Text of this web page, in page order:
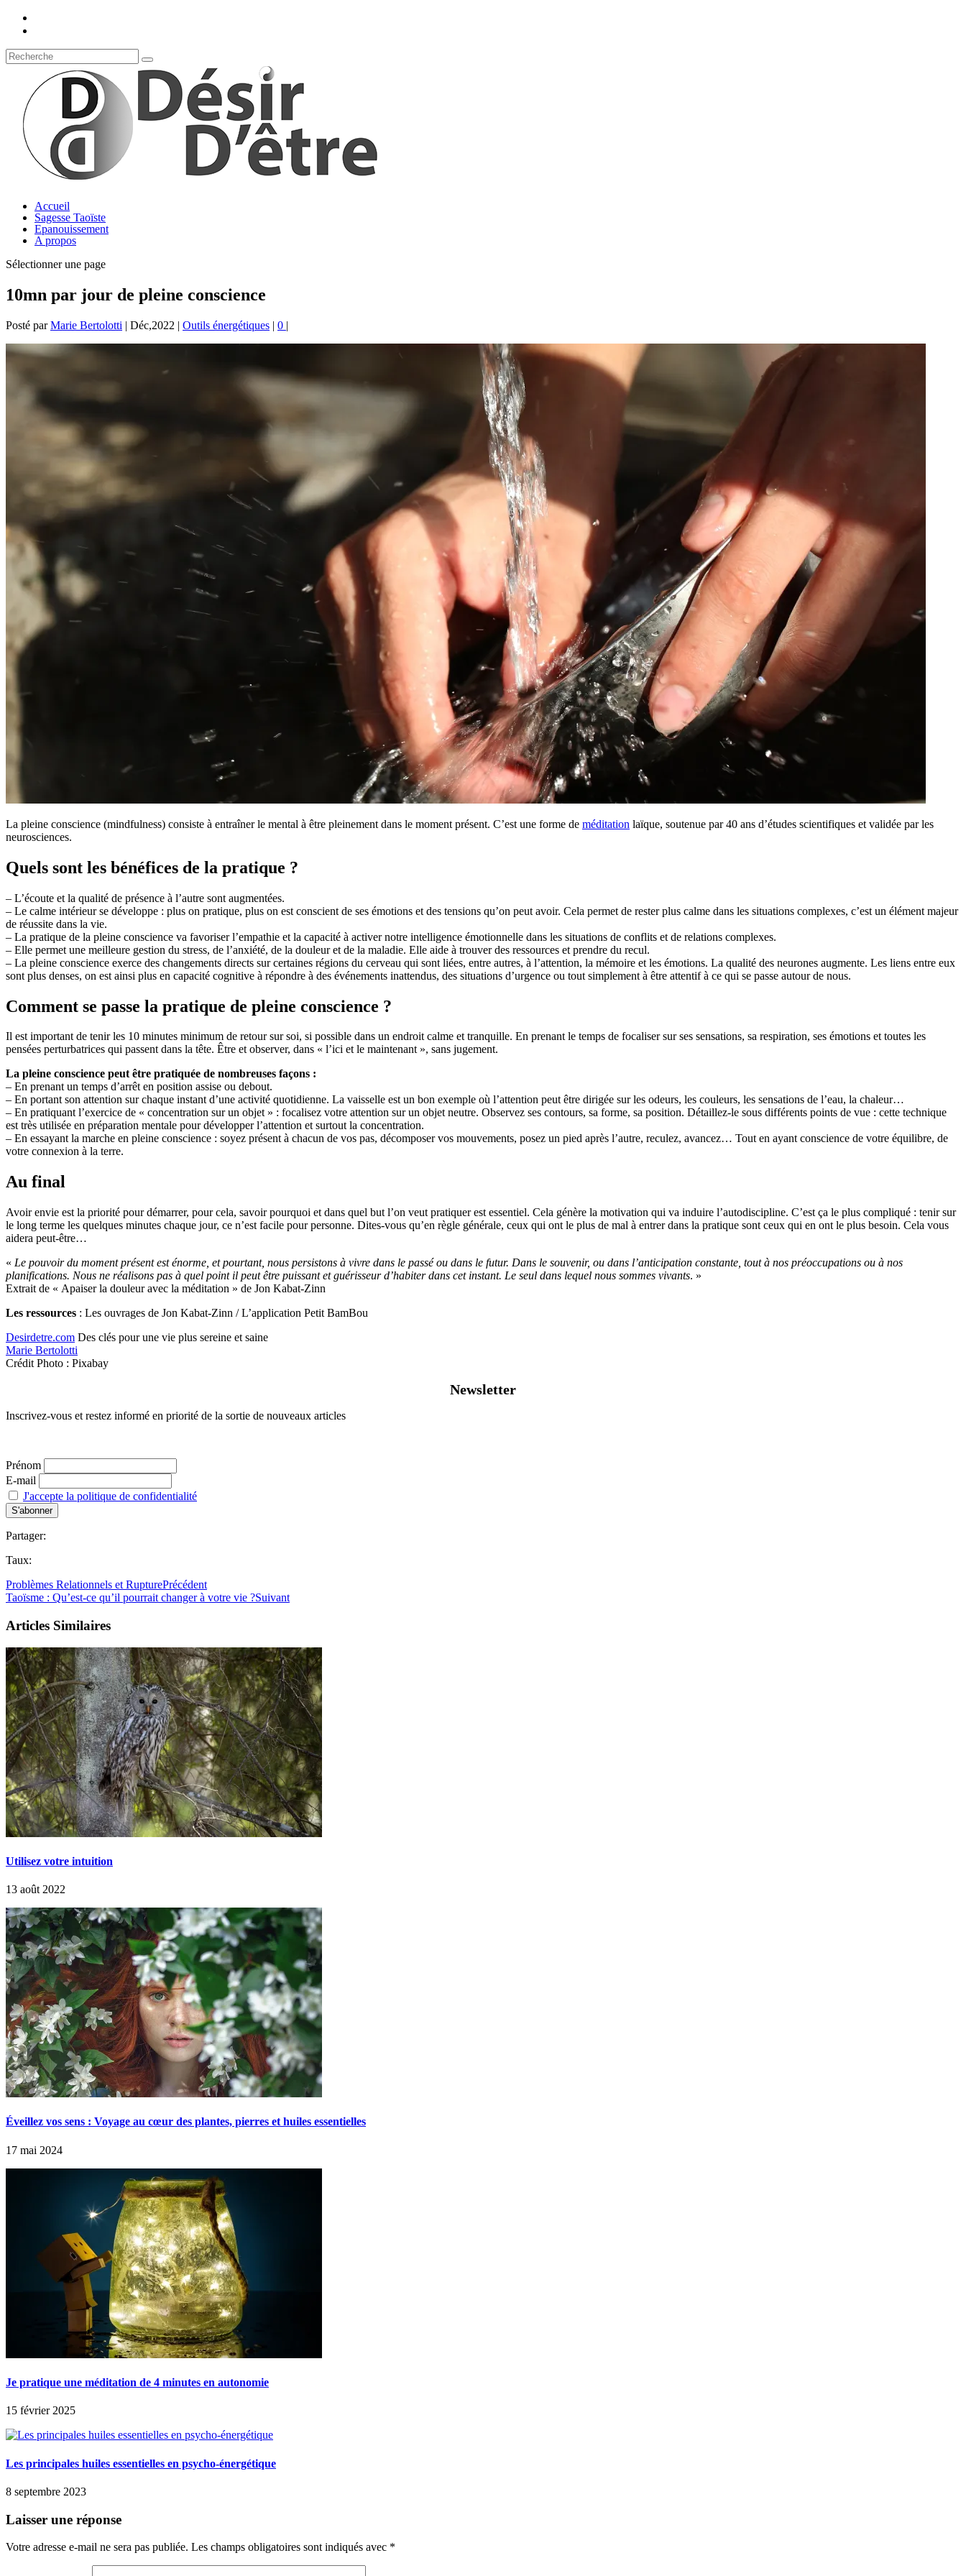
Accueil
Sagesse Taoïste
Epanouissement
A propos
Sélectionner une page
10mn par jour de pleine conscience
Posté parMarie Bertolotti | Déc,2022 | Outils énergétiques | 0 |
La pleine conscience (mindfulness) consiste à entraîner le mental à être pleinement dans le moment présent. C’est une forme de méditation laïque, soutenue par 40 ans d’études scientifiques et validée par les
neurosciences.
Quels sont les bénéfices de la pratique ?
– L’écoute et la qualité de présence à l’autre sont augmentées.
– Le calme intérieur se développe : plus on pratique, plus on est conscient de ses émotions et des tensions qu’on peut avoir. Cela permet de rester plus calme dans les situations complexes, c’est un élément majeur
de réussite dans la vie.
– La pratique de la pleine conscience va favoriser l’empathie et la capacité à activer notre intelligence émotionnelle dans les situations de conflits et de relations complexes.
– Elle permet une meilleure gestion du stress, de l’anxiété, de la douleur et de la maladie. Elle aide à trouver des ressources et prendre du recul.
– La pleine conscience exerce des changements directs sur certaines régions du cerveau qui sont liées, entre autres, à l’attention, la mémoire et les émotions. La qualité des neurones augmente. Les liens entre eux
sont plus denses, on est ainsi plus en capacité cognitive à répondre à des événements inattendus, des situations d’urgence ou tout simplement à être attentif à ce qui se passe autour de nous.
Comment se passe la pratique de pleine conscience ?
Il est important de tenir les 10 minutes minimum de retour sur soi, si possible dans un endroit calme et tranquille. En prenant le temps de focaliser sur ses sensations, sa respiration, ses émotions et toutes les
pensées perturbatrices qui passent dans la tête. Être et observer, dans « l’ici et le maintenant », sans jugement.
La pleine conscience peut être pratiquée de nombreuses façons :
– En prenant un temps d’arrêt en position assise ou debout.
– En portant son attention sur chaque instant d’une activité quotidienne. La vaisselle est un bon exemple où l’attention peut être dirigée sur les odeurs, les couleurs, les sensations de l’eau, la chaleur…
– En pratiquant l’exercice de « concentration sur un objet » : focalisez votre attention sur un objet neutre. Observez ses contours, sa forme, sa position. Détaillez-le sous différents points de vue : cette technique
est très utilisée en préparation mentale pour développer l’attention et surtout la concentration.
– En essayant la marche en pleine conscience : soyez présent à chacun de vos pas, décomposer vos mouvements, posez un pied après l’autre, reculez, avancez… Tout en ayant conscience de votre équilibre, de
votre connexion à la terre.
Au final
Avoir envie est la priorité pour démarrer, pour cela, savoir pourquoi et dans quel but l’on veut pratiquer est essentiel. Cela génère la motivation qui va induire l’autodiscipline. C’est ça le plus compliqué : tenir sur
le long terme les quelques minutes chaque jour, ce n’est facile pour personne. Dites-vous qu’en règle générale, ceux qui ont le plus de mal à entrer dans la pratique sont ceux qui en ont le plus besoin. Cela vous
aidera peut-être…
« Le pouvoir du moment présent est énorme, et pourtant, nous persistons à vivre dans le passé ou dans le futur. Dans le souvenir, ou dans l’anticipation constante, tout à nos préoccupations ou à nos
planifications. Nous ne réalisons pas à quel point il peut être puissant et guérisseur d’habiter dans cet instant. Le seul dans lequel nous sommes vivants. »
Extrait de « Apaiser la douleur avec la méditation » de Jon Kabat-Zinn
Les ressources : Les ouvrages de Jon Kabat-Zinn / L’application Petit BamBou
Desirdetre.com Des clés pour une vie plus sereine et saine
Marie Bertolotti
Crédit Photo : Pixabay
Newsletter
Inscrivez-vous et restez informé en priorité de la sortie de nouveaux articles
Prénom
E-mail
J'accepte la politique de confidentialité
Partager:
Taux:
Problèmes Relationnels et RupturePrécédent
Taoïsme : Qu’est-ce qu’il pourrait changer à votre vie ?Suivant
Articles Similaires
Utilisez votre intuition
13 août 2022
Éveillez vos sens : Voyage au cœur des plantes, pierres et huiles essentielles
17 mai 2024
Je pratique une méditation de 4 minutes en autonomie
15 février 2025
Les principales huiles essentielles en psycho-énergétique
8 septembre 2023
Laisser une réponse
Votre adresse e-mail ne sera pas publiée. Les champs obligatoires sont indiqués avec *